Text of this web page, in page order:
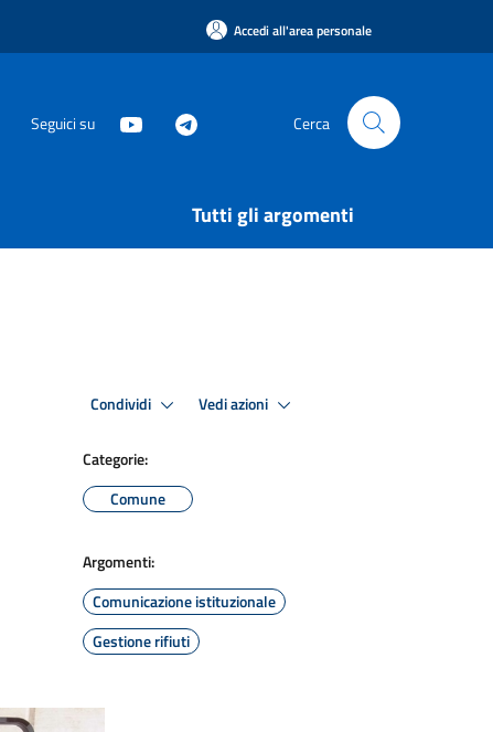
Accedi all'area personale
Seguici su Cerca
Tutti gli argomenti
Condividi Vedi azioni
Categorie:
Comune
Argomenti:
Comunicazione istituzionale
Gestione rifiuti